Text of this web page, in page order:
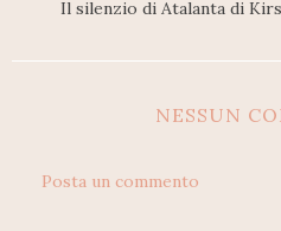
Il silenzio di Atalanta di
NESSUN
Posta un commento